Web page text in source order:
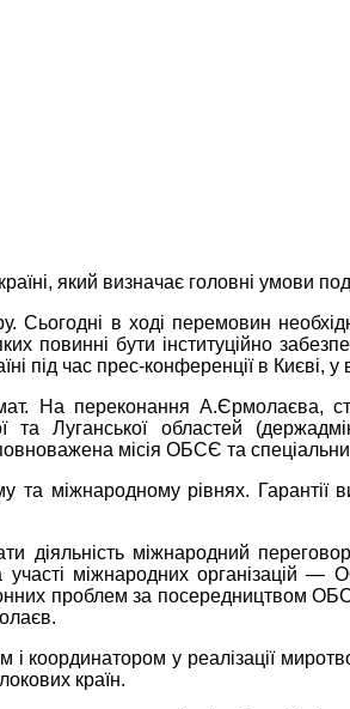
який визначає головні умови
в ході перемовин
повинні бути інституційно
під час прес-конференції в Києві, у
На переконання А.Єрмолаєва,
Луганської областей
місія ОБСЄ та
міжнародному рівнях. Гарантії
міжнародний
участі міжнародних
проблем за посередництвом
у реалізації
країн.